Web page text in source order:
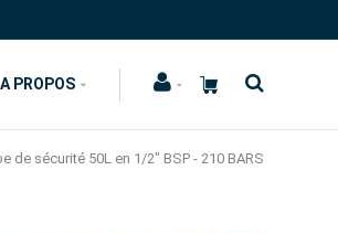
A PROPOS
de sécurité 50L en 1/2" BSP - 210 BARS